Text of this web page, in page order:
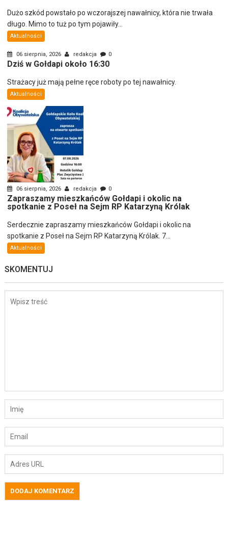
Dużo szkód powstało po wczorajszej nawałnicy, która nie trwała
długo. Mimo to tuż po tym pojawiły...
Aktualności
06 sierpnia, 2026 redakcja 0
Dziś w Gołdapi około 16:30
Strażacy już mają pełne ręce roboty po tej nawałnicy.
Aktualności
06 sierpnia, 2026 redakcja 0
Zapraszamy mieszkańców Gołdapi i okolic na
spotkanie z Poseł na Sejm RP Katarzyną Królak
Serdecznie zapraszamy mieszkańców Gołdapi i okolic na
spotkanie z Poseł na Sejm RP Katarzyną Królak. 7...
Aktualności
SKOMENTUJ